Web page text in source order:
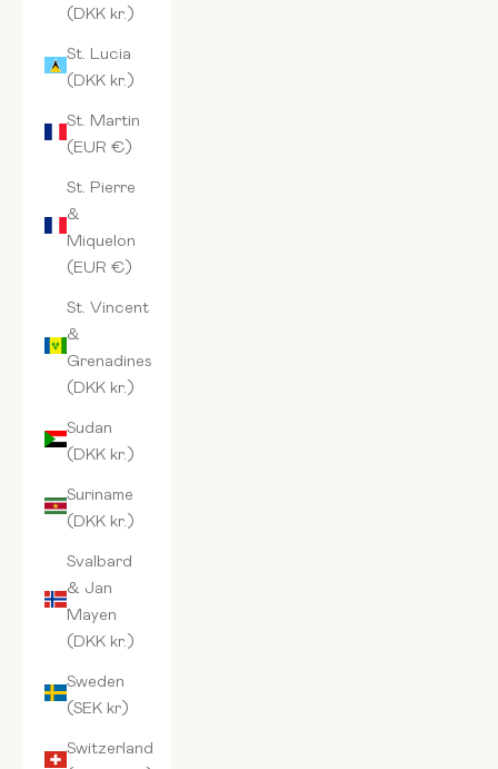
(DKK kr.)
St. Lucia
(DKK kr.)
St. Martin
(EUR €)
St. Pierre
&
Miquelon
(EUR €)
St. Vincent
&
Grenadines
(DKK kr.)
Sudan
(DKK kr.)
Suriname
(DKK kr.)
Svalbard
& Jan
Mayen
(DKK kr.)
Sweden
(SEK kr)
Switzerland